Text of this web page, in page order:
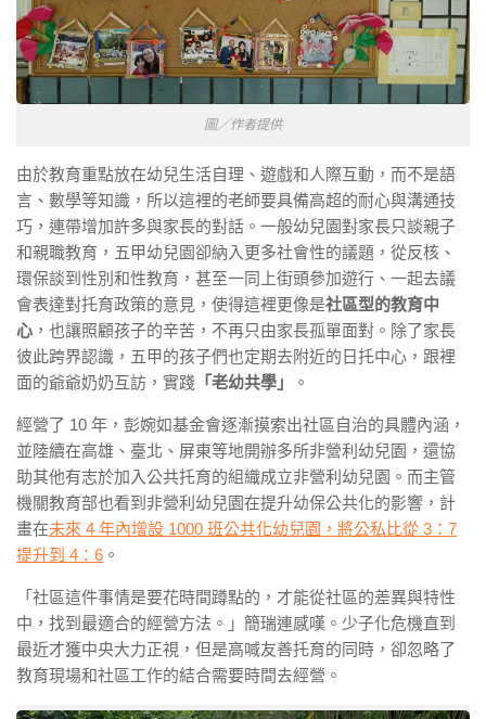
圖／作者提供
由於教育重點放在幼兒生活自理、遊戲和人際互動，而不是語
言、數學等知識，所以這裡的老師要具備高超的耐心與溝通技
巧，連帶增加許多與家長的對話。一般幼兒園對家長只談親子
和親職教育，五甲幼兒園卻納入更多社會性的議題，從反核、
環保談到性別和性教育，甚至一同上街頭參加遊行、一起去議
會表達對托育政策的意見，使得這裡更像是社區型的教育中
心 ，也讓照顧孩子的辛苦，不再只由家長孤單面對。除了家長
彼此跨界認識，五甲的孩子們也定期去附近的日托中心，跟裡
面的爺爺奶奶互訪，實踐 「老幼共學」 。
經營了 10 年，彭婉如基金會逐漸摸索出社區自治的具體內涵，
並陸續在高雄、臺北、屏東等地開辦多所非營利幼兒園，還協
助其他有志於加入公共托育的組織成立非營利幼兒園。而主管
機關教育部也看到非營利幼兒園在提升幼保公共化的影響，計
畫在未來 4 年內增設 1000 班公共化幼兒園，將公私比從 3：7
提升到 4：6 。
「社區這件事情是要花時間蹲點的，才能從社區的差異與特性
中，找到最適合的經營方法 。 」簡瑞連感嘆。少子化危機直到
最近才獲中央大力正視，但是高喊友善托育的同時，卻忽略了
教育現場和社區工作的結合需要時間去經營。